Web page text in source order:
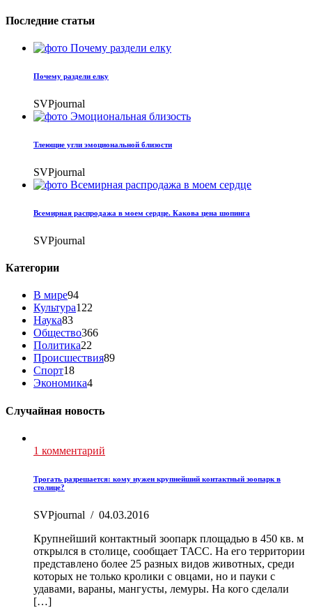
Последние статьи
Почему раздели елку
SVPjournal
Тлеющие угли эмоциональной близости
SVPjournal
Всемирная распродажа в моем сердце. Какова цена шопинга
SVPjournal
Категории
В мире94
Культура122
Наука83
Общество366
Политика22
Происшествия89
Спорт18
Экономика4
Случайная новость
1 комментарий
Трогать разрешается: кому нужен крупнейший контактный зоопарк в
столице?
SVPjournal / 04.03.2016
Крупнейший контактный зоопарк площадью в 450 кв. м
открылся в столице, сообщает ТАСС. На его территории
представлено более 25 разных видов животных, среди
которых не только кролики с овцами, но и пауки с
удавами, вараны, мангусты, лемуры. На кого сделали
[…]